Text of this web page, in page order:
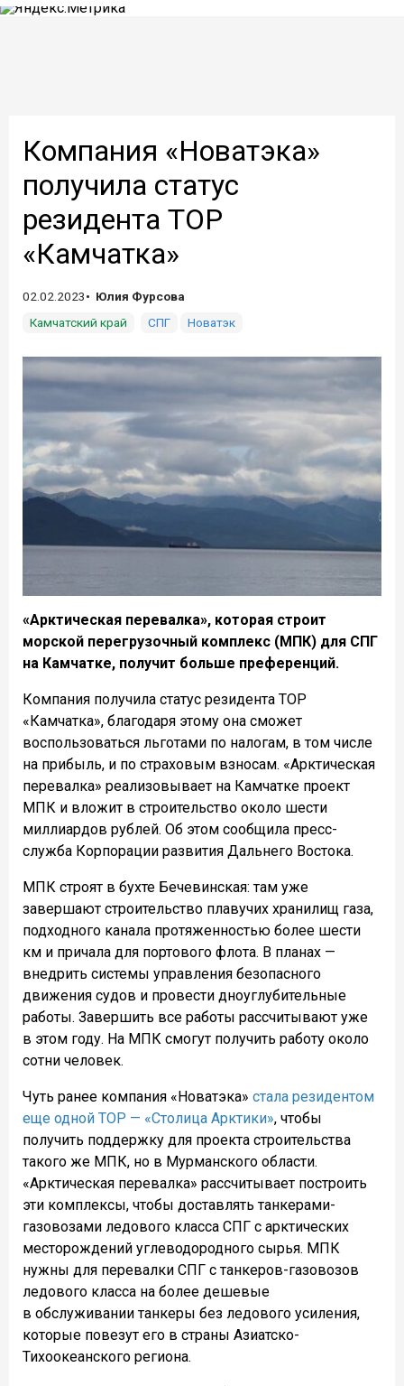
Компания «Новатэка»
получила статус
резидента ТОР
«Камчатка»
02.02.2023
Юлия Фурсова
Камчатский край
СПГ Новатэк
«Арктическая перевалка», которая строит
морской перегрузочный комплекс (МПК) для СПГ
на Камчатке, получит больше преференций.
Компания получила статус резидента ТОР
«Камчатка», благодаря этому она сможет
воспользоваться льготами по налогам, в том числе
на прибыль, и по страховым взносам. «Арктическая
перевалка» реализовывает на Камчатке проект
МПК и вложит в строительство около шести
миллиардов рублей. Об этом сообщила пресс-
служба Корпорации развития Дальнего Востока.
МПК строят в бухте Бечевинская: там уже
завершают строительство плавучих хранилищ газа,
подходного канала протяженностью более шести
км и причала для портового флота. В планах —
внедрить системы управления безопасного
движения судов и провести дноуглубительные
работы. Завершить все работы рассчитывают уже
в этом году. На МПК смогут получить работу около
сотни человек.
Чуть ранее компания «Новатэка» стала резидентом
еще одной ТОР — «Столица Арктики», чтобы
получить поддержку для проекта строительства
такого же МПК, но в Мурманского области.
«Арктическая перевалка» рассчитывает построить
эти комплексы, чтобы доставлять танкерами-
газовозами ледового класса СПГ с арктических
месторождений углеводородного сырья. МПК
нужны для перевалки СПГ с танкеров-газовозов
ледового класса на более дешевые
в обслуживании танкеры без ледового усиления,
которые повезут его в страны Азиатско-
Тихоокеанского региона.